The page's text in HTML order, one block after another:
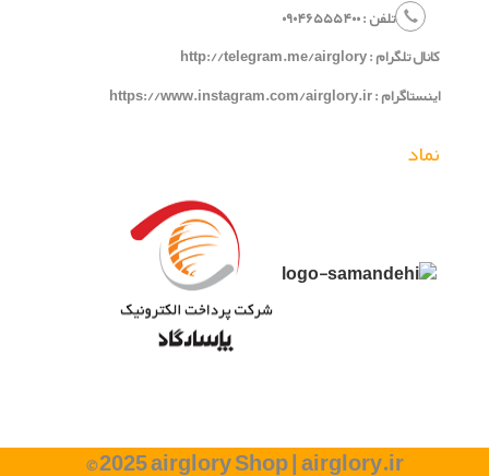
تلفن :
۰۹۰۴۶۵۵۵۴۰۰
کانال تلگرام :http://telegram.me/airglory
اینستاگرام :https://www.instagram.com/airglory.ir
نماد
© 2025 airglory Shop |airglory.ir